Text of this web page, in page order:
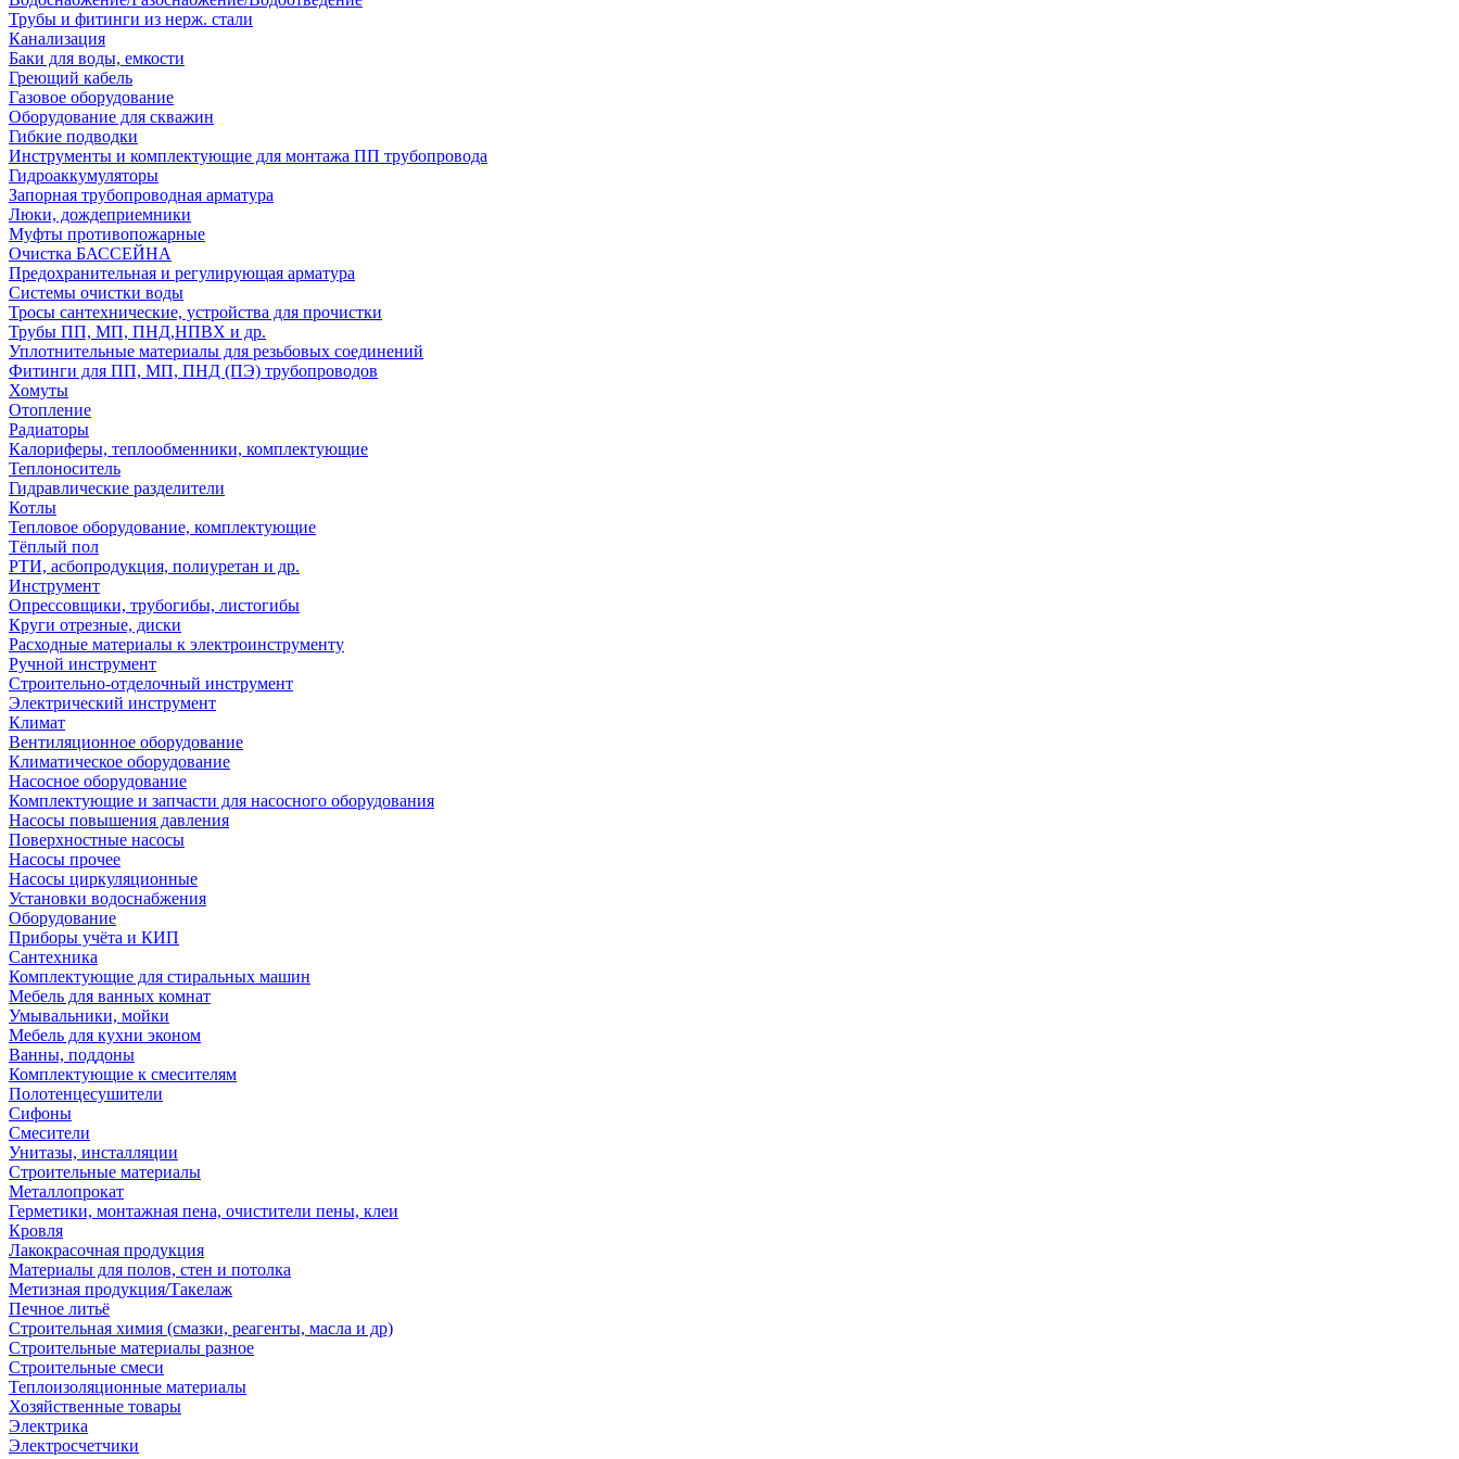
Трубы и фитинги из нерж. стали
Канализация
Баки для воды, емкости
Греющий кабель
Газовое оборудование
Оборудование для скважин
Гибкие подводки
Инструменты и комплектующие для монтажа ПП трубопровода
Гидроаккумуляторы
Запорная трубопроводная арматура
Люки, дождеприемники
Муфты противопожарные
Очистка БАССЕЙНА
Предохранительная и регулирующая арматура
Системы очистки воды
Тросы сантехнические, устройства для прочистки
Трубы ПП, МП, ПНД,НПВХ и др.
Уплотнительные материалы для резьбовых соединений
Фитинги для ПП, МП, ПНД (ПЭ) трубопроводов
Хомуты
Отопление
Радиаторы
Калориферы, теплообменники, комплектующие
Теплоноситель
Гидравлические разделители
Котлы
Тепловое оборудование, комплектующие
Тёплый пол
РТИ, асбопродукция, полиуретан и др.
Инструмент
Опрессовщики, трубогибы, листогибы
Круги отрезные, диски
Расходные материалы к электроинструменту
Ручной инструмент
Строительно-отделочный инструмент
Электрический инструмент
Климат
Вентиляционное оборудование
Климатическое оборудование
Насосное оборудование
Комплектующие и запчасти для насосного оборудования
Насосы повышения давления
Поверхностные насосы
Насосы прочее
Насосы циркуляционные
Установки водоснабжения
Оборудование
Приборы учёта и КИП
Сантехника
Комплектующие для стиральных машин
Мебель для ванных комнат
Умывальники, мойки
Мебель для кухни эконом
Ванны, поддоны
Комплектующие к смесителям
Полотенцесушители
Сифоны
Смесители
Унитазы, инсталляции
Строительные материалы
Металлопрокат
Герметики, монтажная пена, очистители пены, клеи
Кровля
Лакокрасочная продукция
Материалы для полов, стен и потолка
Метизная продукция/Такелаж
Печное литьё
Строительная химия (смазки, реагенты, масла и др)
Строительные материалы разное
Строительные смеси
Теплоизоляционные материалы
Хозяйственные товары
Электрика
Электросчетчики